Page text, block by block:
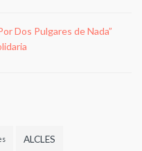
Dos Pulgares de Nada”
ALCLES